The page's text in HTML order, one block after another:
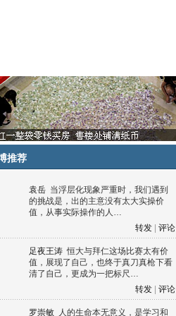
推荐
袁岳 当浮层化现象严重时，我们遇到
的挑战是，出的主意没有太大实操价
值，从事实际操作的人…
转发
评论
足夜王涛 恒大与拜仁这场比赛太有价
值，展现了自己，也终于真刀真枪下看
清了自己，更成为一把标尺…
转发
评论
罗崇敏 人的生命本无意义，是学习和